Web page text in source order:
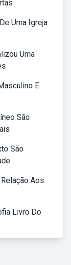
Uma Igreja
Uma
E
São
São
Aos
Livro Do